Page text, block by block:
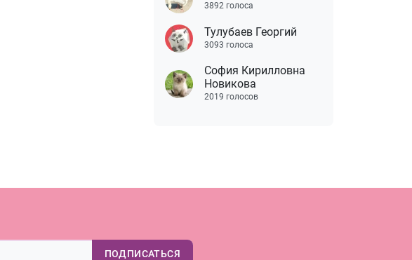
3892 голоса
Тулубаев Георгий
3093 голоса
София Кирилловна
Новикова
2019 голосов
ПОДПИСАТЬСЯ